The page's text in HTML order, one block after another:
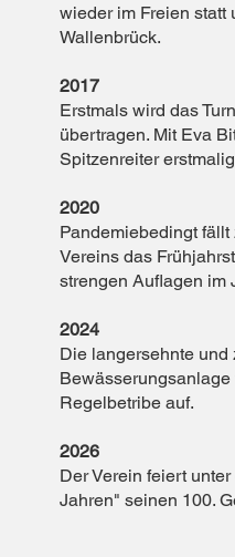
wieder im Freien statt
Wallenbrück.
2017
Erstmals wird das
übertragen. Mit Eva
Spitzenreiter
2020
Pandemiebedingt
Vereins das
strengen Auflagen im
2024
Die langersehnte
Regelbetribe auf.
2026
Der Verein feiert
Jahren" seinen 100.